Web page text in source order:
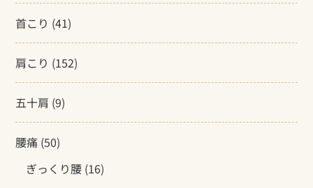
首こり (41)
肩こり (152)
五十肩 (9)
腰痛 (50)
ぎっくり腰 (16)